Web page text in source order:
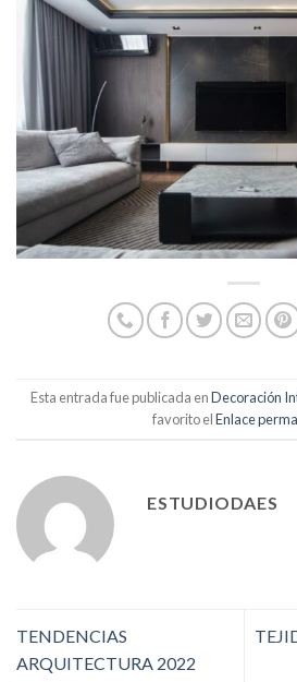
Esta entrada fue publicada enDecoración
favorito elEnlace
ESTUDIODAES
TENDENCIAS
ARQUITECTURA 2022